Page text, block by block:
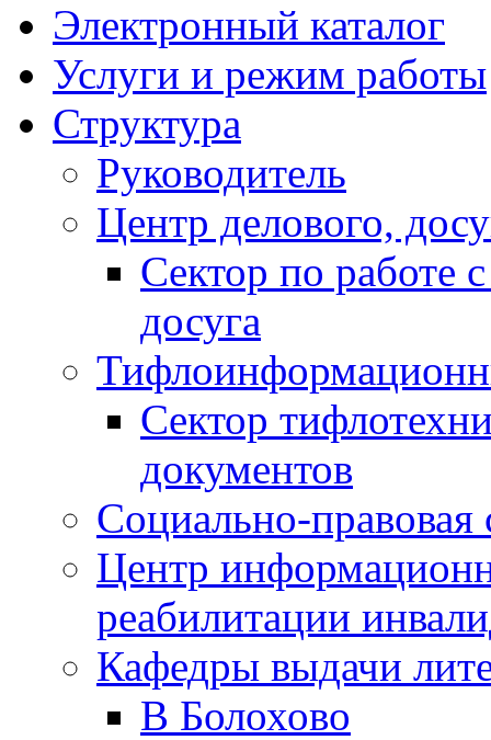
Электронный каталог
Услуги и режим работы
Структура
Руководитель
Центр делового,
Сектор по работе
досуга
Сектор
документов
Социально-правовая
Центр
реабилитации
Кафедры выдачи
В Болохово